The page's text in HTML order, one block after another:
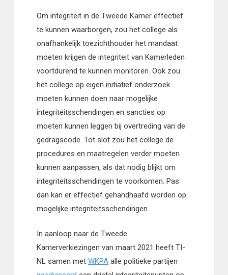
Om integriteit in de Tweede Kamer effectief
te kunnen waarborgen, zou het college als
onafhankelijk toezichthouder het mandaat
moeten krijgen de integriteit van Kamerleden
voortdurend te kunnen monitoren. Ook zou
het college op eigen initiatief onderzoek
moeten kunnen doen naar mogelijke
integriteitsschendingen en sancties op
moeten kunnen leggen bij overtreding van de
gedragscode. Tot slot zou het college de
procedures en maatregelen verder moeten
kunnen aanpassen, als dat nodig blijkt om
integriteitsschendingen te voorkomen. Pas
dan kan er effectief gehandhaafd worden op
mogelijke integriteitsschendingen.
In aanloop naar de Tweede
Kamerverkiezingen van maart 2021 heeft TI-
NL samen met WKPAalle politieke partijen